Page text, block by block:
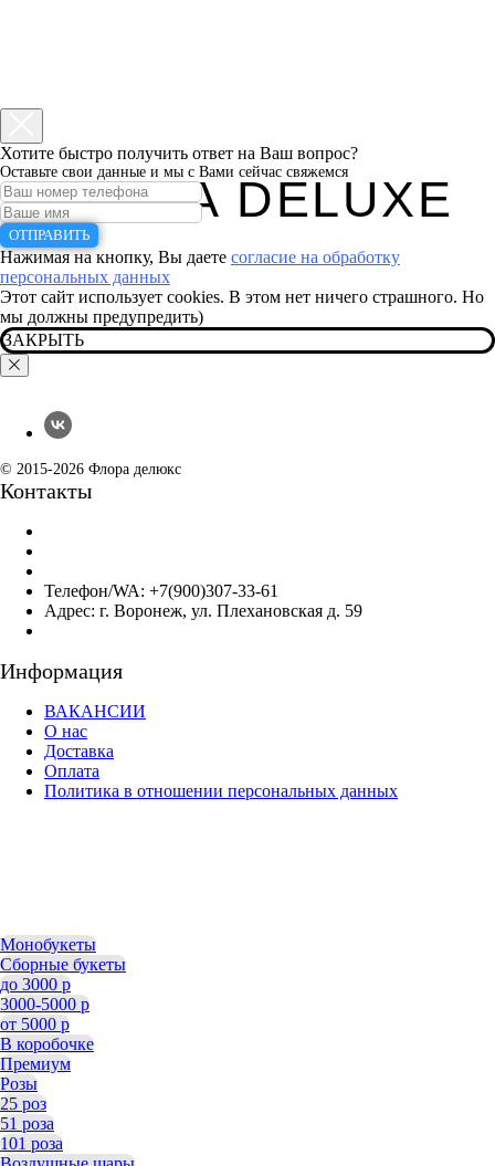
FLORA DELUXE
Хотите быстро получить ответ на Ваш вопрос?
Оставьте свои данные и мы с Вами сейчас свяжемся
ОТПРАВИТЬ
Нажимая на кнопку, Вы даете согласие на обработку
персональных данных
Этот сайт использует cookies. В этом нет ничего страшного. Но
мы должны предупредить)
ЗАКРЫТЬ
© 2015-2026 Флора делюкс
Контакты
Телефон/WA: +7(900)307-33-61
Адрес: г. Воронеж, ул. Плехановская д. 59
Информация
ВАКАНСИИ
О нас
Доставка
Оплата
Политика в отношении персональных данных
Монобукеты
Сборные букеты
до 3000 р
3000-5000 р
от 5000 р
В коробочке
Премиум
Розы
25 роз
51 роза
101 роза